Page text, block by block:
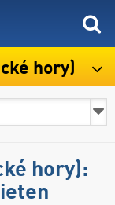
hory)
hory):